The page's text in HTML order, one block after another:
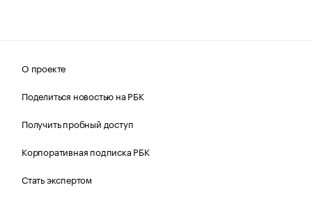
О проекте
Поделиться новостью на РБК
Получить пробный доступ
Корпоративная подписка РБК
Стать экспертом